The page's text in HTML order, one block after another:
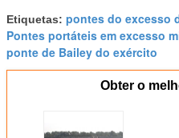
Etiquetas: pontes do excesso
Pontes portáteis em excesso
ponte de Bailey do exército
Obter o